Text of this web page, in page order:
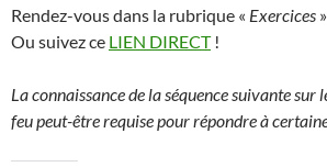
Rendez-vous dans la rubrique « Exercices
Ou suivez ce LIEN DIRECT!
La connaissance de la séquence suivante
feu peut-être requise pour répondre à